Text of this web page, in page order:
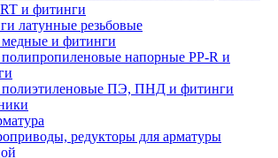
и фитинги
латунные резьбовые
и фитинги
напорные PP-R и
ПЭ, ПНД и фитинги
редукторы для арматуры